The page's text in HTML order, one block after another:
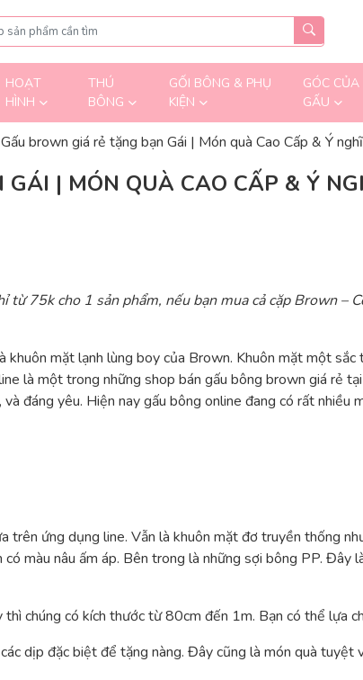
HOẠT
HÌNH
THÚ
BÔNG
GỐI BÔNG & PHỤ
KIỆN
GÓC CỦA
GẤU
Gấu brown giá rẻ tặng bạn Gái | Món quà Cao Cấp & Ý
| MÓN QUÀ CAO CẤP & Ý
từ 75k cho 1 sản phẩm, nếu bạn mua cả cặp Brown –
mặt lạnh lùng boy của Brown. Khuôn mặt một
là một trong những shop bán gấu bông brown giá rẻ
đáng yêu. Hiện nay gấu bông online đang có rất nhiều
ứng dụng line. Vẫn là khuôn mặt đơ truyền thống
màu nâu ấm áp. Bên trong là những sợi bông PP. Đây
chúng có kích thước từ 80cm đến 1m. Bạn có thể lựa
dịp đặc biệt để tặng nàng. Đây cũng là món quà tuyệt